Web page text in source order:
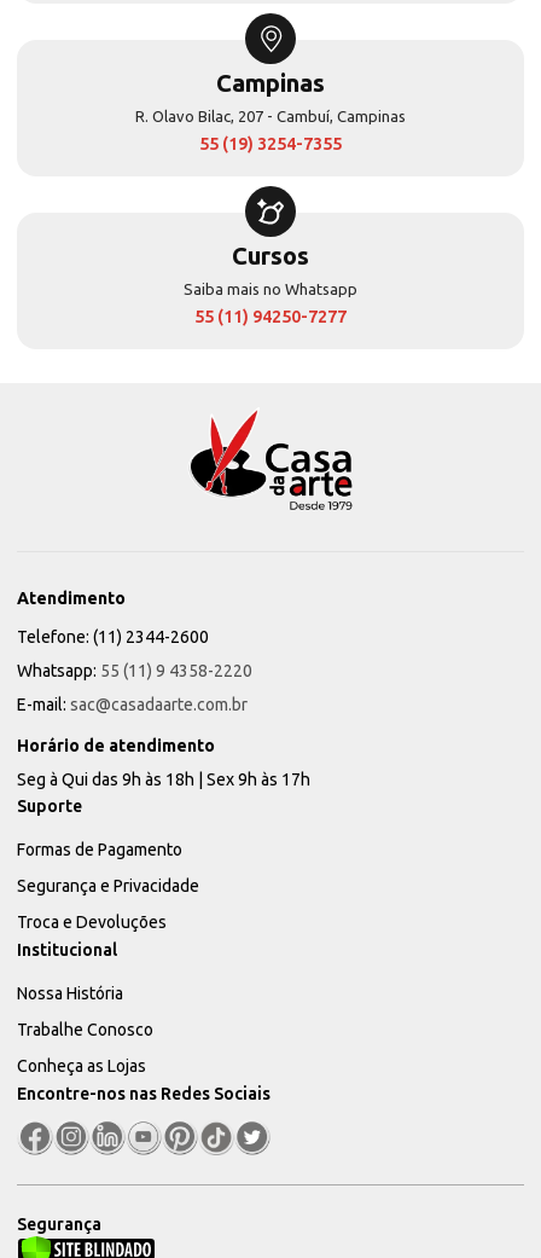
Campinas
R. Olavo Bilac, 207 - Cambuí, Campinas
55 (19) 3254-7355
Cursos
Saiba mais no Whatsapp
55 (11) 94250-7277
Atendimento
Telefone: (11) 2344-2600
Whatsapp: 55 (11) 9 4358-2220
E-mail: sac@casadaarte.com.br
Horário de atendimento
Seg à Qui das 9h às 18h | Sex 9h às 17h
Suporte
Formas de Pagamento
Segurança e Privacidade
Troca e Devoluções
Institucional
Nossa História
Trabalhe Conosco
Conheça as Lojas
Encontre-nos nas Redes Sociais
Segurança